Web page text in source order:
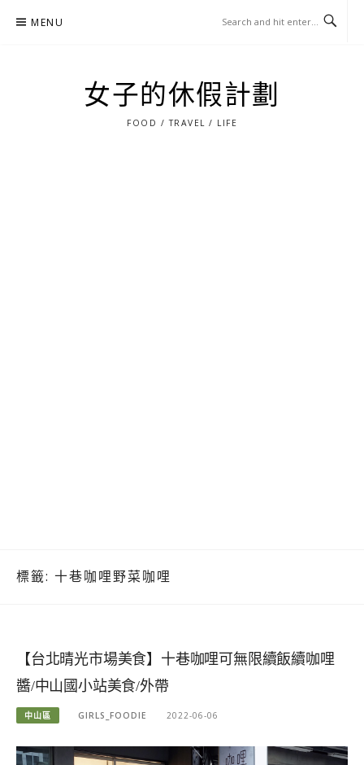
MENU
女子的休假計劃
FOOD / TRAVEL / LIFE
標籤: 十巷咖哩野菜咖哩
【台北晴光市場美食】十巷咖哩可無限續飯續咖哩
醬/中山國小站美食/外帶
中山區 GIRLS_FOODIE 2022-06-06